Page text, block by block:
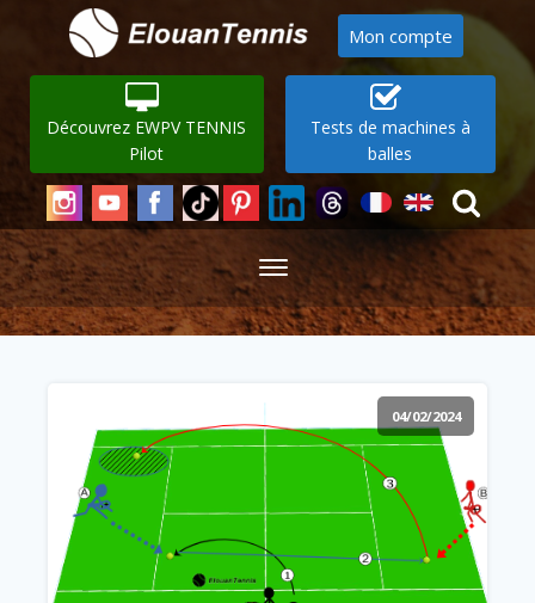
Mon compte
Découvrez EWPV TENNIS
Pilot
Tests de machines à
balles
04/02/2024